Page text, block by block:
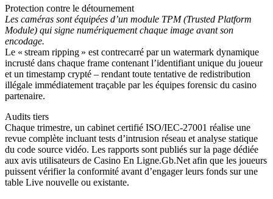
Protection contre le détournement
Les caméras sont équipées d’un module TPM (Trusted Platform
Module) qui signe numériquement chaque image avant son
encodage.
Le « stream ripping » est contrecarré par un watermark dynamique
incrusté dans chaque frame contenant l’identifiant unique du joueur
et un timestamp crypté – rendant toute tentative de redistribution
illégale immédiatement traçable par les équipes forensic du casino
partenaire.
Audits tiers
Chaque trimestre, un cabinet certifié ISO/IEC‑27001 réalise une
revue complète incluant tests d’intrusion réseau et analyse statique
du code source vidéo. Les rapports sont publiés sur la page dédiée
aux avis utilisateurs de Casino En Ligne.Gb.Net afin que les joueurs
puissent vérifier la conformité avant d’engager leurs fonds sur une
table Live nouvelle ou existante.